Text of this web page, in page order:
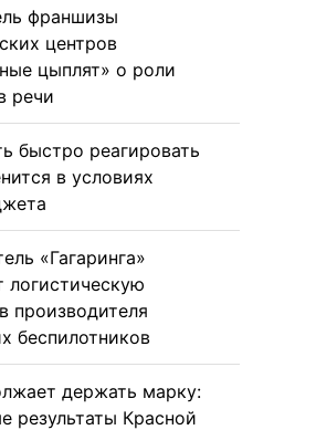
франшизы
центров
цыплят» о роли
речи
быстро реагировать
в условиях
«Гагаринга»
логистическую
производителя
беспилотников
держать марку:
результаты Красной